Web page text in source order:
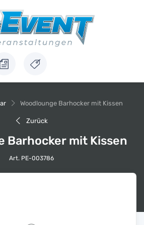
Woodlounge Barhocker mit Kissen
Zurück
Barhocker mit Kissen
Art. PE-003786